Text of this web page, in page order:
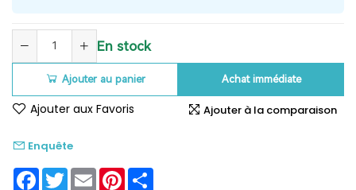
En stock
Ajouter au panier Achat immédiate
Ajouter aux Favoris Ajouter à la comparaison
Enquête
Facebook
TwitterEmail Pinterest